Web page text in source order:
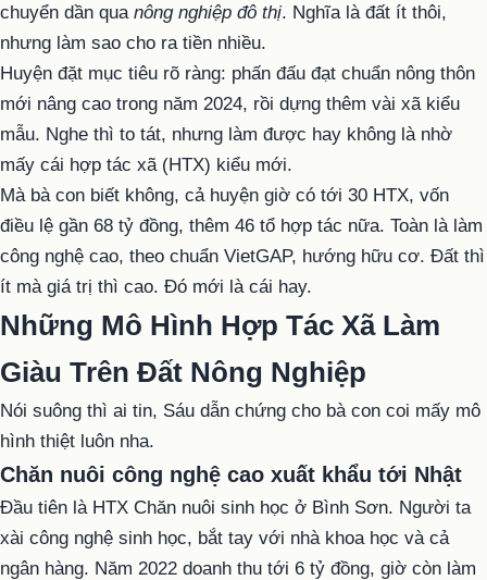
chuyển dần qua nông nghiệp đô thị. Nghĩa là đất ít thôi,
nhưng làm sao cho ra tiền nhiều.
Huyện đặt mục tiêu rõ ràng: phấn đấu đạt chuẩn nông thôn
mới nâng cao trong năm 2024, rồi dựng thêm vài xã kiểu
mẫu. Nghe thì to tát, nhưng làm được hay không là nhờ
mấy cái hợp tác xã (HTX) kiểu mới.
Mà bà con biết không, cả huyện giờ có tới 30 HTX, vốn
điều lệ gần 68 tỷ đồng, thêm 46 tổ hợp tác nữa. Toàn là làm
công nghệ cao, theo chuẩn VietGAP, hướng hữu cơ. Đất thì
ít mà giá trị thì cao. Đó mới là cái hay.
Những Mô Hình Hợp Tác Xã Làm
Giàu Trên Đất Nông Nghiệp
Nói suông thì ai tin, Sáu dẫn chứng cho bà con coi mấy mô
hình thiệt luôn nha.
Chăn nuôi công nghệ cao xuất khẩu tới Nhật
Đầu tiên là HTX Chăn nuôi sinh học ở Bình Sơn. Người ta
xài công nghệ sinh học, bắt tay với nhà khoa học và cả
ngân hàng. Năm 2022 doanh thu tới 6 tỷ đồng, giờ còn làm